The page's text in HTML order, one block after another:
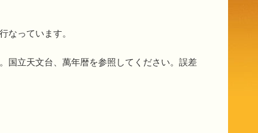
なっています。
国立天文台、萬年暦を参照してください。誤差